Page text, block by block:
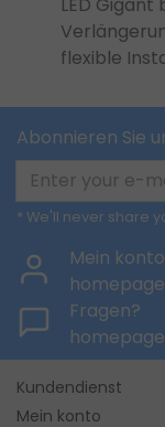
LED
flexible
Abonnieren Sie
* We'll never share
Mein konto
Fragen?
Kundendienst
Mein konto